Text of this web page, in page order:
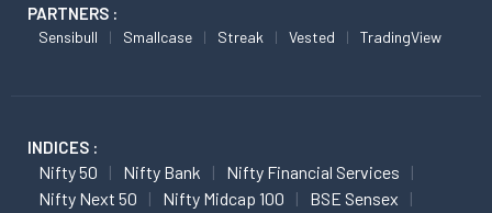
PARTNERS :
Sensibull Smallcase Streak Vested TradingView
INDICES :
Nifty 50 Nifty Bank
Nifty Financial Services
Nifty Next 50
Nifty Midcap 100
BSE Sensex